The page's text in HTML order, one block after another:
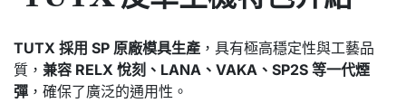
TUTX 採用 SP 原廠模具生產 ，具有極高穩定性與工藝品
質， 兼容 RELX 悅刻、LANA、VAKA、SP2S 等一代煙
彈 ，確保了廣泛的通用性。